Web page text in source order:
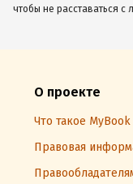
чтобы не расставаться
О проекте
Что такое MyBook
Правовая